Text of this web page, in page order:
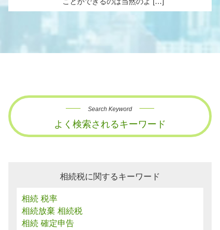
Search Keyword
よく検索されるキーワード
相続税に関するキーワード
相続 税率
相続放棄 相続税
相続 確定申告